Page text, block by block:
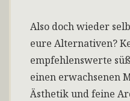
Also doch wieder
eure Alternativen?
empfehlenswerte
einen erwachsenen
Ästhetik und feine